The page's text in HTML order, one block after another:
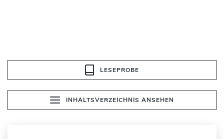
LESEPROBE
INHALTSVERZEICHNIS ANSEHEN